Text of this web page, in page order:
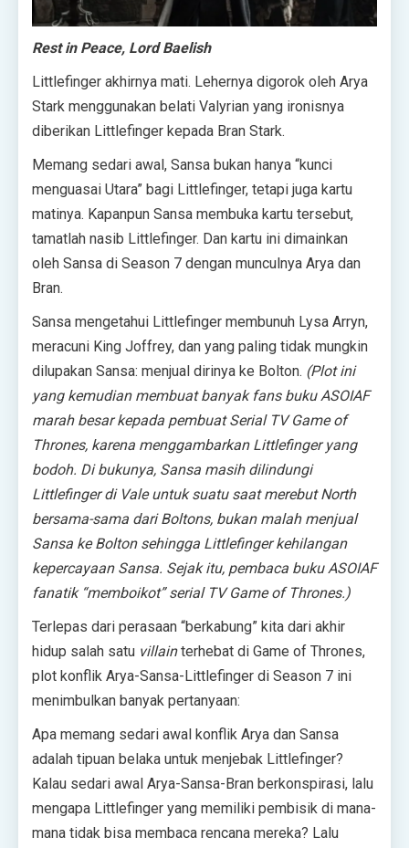
Rest in Peace, Lord Baelish
Littlefinger akhirnya mati. Lehernya digorok oleh Arya
Stark menggunakan belati Valyrian yang ironisnya
diberikan Littlefinger kepada Bran Stark.
Memang sedari awal, Sansa bukan hanya “kunci
menguasai Utara” bagi Littlefinger, tetapi juga kartu
matinya. Kapanpun Sansa membuka kartu tersebut,
tamatlah nasib Littlefinger. Dan kartu ini dimainkan
oleh Sansa di Season 7 dengan munculnya Arya dan
Bran.
Sansa mengetahui Littlefinger membunuh Lysa Arryn,
meracuni King Joffrey, dan yang paling tidak mungkin
dilupakan Sansa: menjual dirinya ke Bolton. (Plot ini
yang kemudian membuat banyak fans buku ASOIAF
marah besar kepada pembuat Serial TV Game of
Thrones, karena menggambarkan Littlefinger yang
bodoh. Di bukunya, Sansa masih dilindungi
Littlefinger di Vale untuk suatu saat merebut North
bersama-sama dari Boltons, bukan malah menjual
Sansa ke Bolton sehingga Littlefinger kehilangan
kepercayaan Sansa. Sejak itu, pembaca buku ASOIAF
fanatik “memboikot” serial TV Game of Thrones.)
Terlepas dari perasaan “berkabung” kita dari akhir
hidup salah satu villainterhebat di Game of Thrones,
plot konflik Arya-Sansa-Littlefinger di Season 7 ini
menimbulkan banyak pertanyaan:
Apa memang sedari awal konflik Arya dan Sansa
adalah tipuan belaka untuk menjebak Littlefinger?
Kalau sedari awal Arya-Sansa-Bran berkonspirasi, lalu
mengapa Littlefinger yang memiliki pembisik di mana-
mana tidak bisa membaca rencana mereka? Lalu